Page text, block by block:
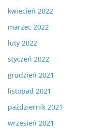
kwiecień 2022
marzec 2022
luty 2022
styczeń 2022
grudzień 2021
listopad 2021
październik 2021
wrzesień 2021